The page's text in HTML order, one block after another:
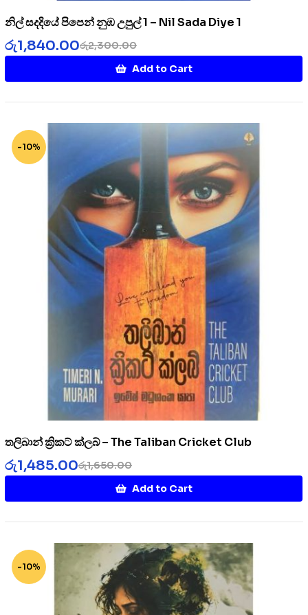
නිල් සදදියේ පිපෙන් නුඹ උපුල් 1 – Nil Sada Diye 1
රු2,300.00
රු1,840.00
Add to Cart
-10%
තලිබාන් ක්‍රිකට් ක්ලබ් – The Taliban Cricket Club
රු1,650.00
රු1,485.00
Add to Cart
-10%